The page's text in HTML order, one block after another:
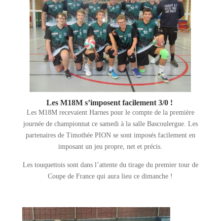
Les M18M s’imposent facilement 3/0 !
Les M18M recevaient Harnes pour le compte de la première
journée de championnat ce samedi à la salle Bascoulergue. Les
partenaires de Timothée PION se sont imposés facilement en
imposant un jeu propre, net et précis.
Les touquettois sont dans l’attente du tirage du premier tour de
Coupe de France qui aura lieu ce dimanche !